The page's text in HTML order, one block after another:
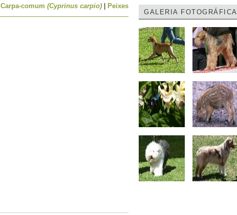
Carpa-comum (Cyprinus carpio) Peixes
GALERIA FOTOGRÁFICA